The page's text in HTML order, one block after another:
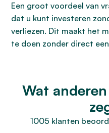
Een groot voordeel van
dat u kunt investeren
verliezen. Dit maakt het
te doen zonder direct
Wat
1005 klanten